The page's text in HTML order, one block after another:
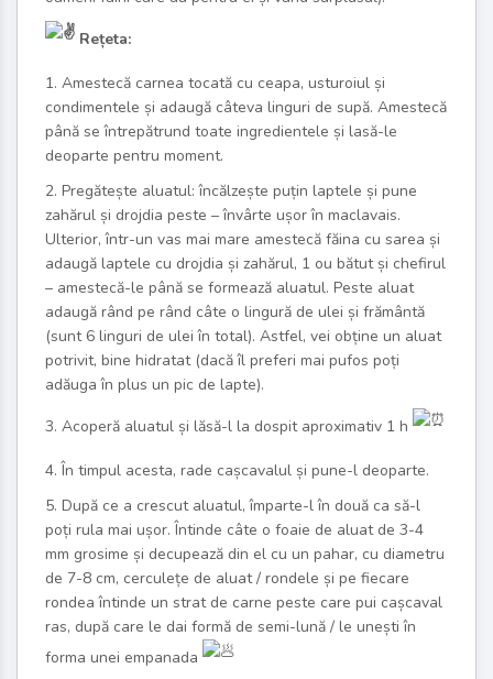
Rețeta:
1. Amestecă carnea tocată cu ceapa, usturoiul și
condimentele și adaugă câteva linguri de supă. Amestecă
până se întrepătrund toate ingredientele și lasă-le
deoparte pentru moment.
2. Pregătește aluatul: încălzește puțin laptele și pune
zahărul și drojdia peste – învârte ușor în maclavais.
Ulterior, într-un vas mai mare amestecă făina cu sarea și
adaugă laptele cu drojdia și zahărul, 1 ou bătut și chefirul
– amestecă-le până se formează aluatul. Peste aluat
adaugă rând pe rând câte o lingură de ulei și frământă
(sunt 6 linguri de ulei în total). Astfel, vei obține un aluat
potrivit, bine hidratat (dacă îl preferi mai pufos poți
adăuga în plus un pic de lapte).
3. Acoperă aluatul și lăsă-l la dospit aproximativ 1 h
4. În timpul acesta, rade cașcavalul și pune-l deoparte.
5. După ce a crescut aluatul, împarte-l în două ca să-l
poți rula mai ușor. Întinde câte o foaie de aluat de 3-4
mm grosime și decupează din el cu un pahar, cu diametru
de 7-8 cm, cerculețe de aluat / rondele și pe fiecare
rondea întinde un strat de carne peste care pui cașcaval
ras, după care le dai formă de semi-lună / le unești în
forma unei empanada